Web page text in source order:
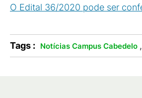
O Edital 36/2020 pode ser
Tags : Notícias Campus Cabedelo ,